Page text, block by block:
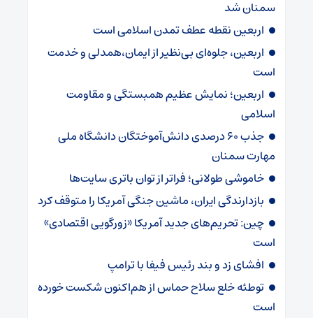
سمنان شد
اربعین نقطه عطف تمدن اسلامی است
اربعین، جلوه‌ای بی‌نظیر از ایمان،همدلی و خدمت
است
اربعین؛ نمایش عظیم همبستگی و مقاومت
اسلامی
جذب ۶۰ درصدی دانش‌آموختگان دانشگاه ملی
مهارت سمنان
خاموشی طولانی؛ فراتر از توان باتری سایت‌ها
بازدارندگی ایران، ماشین جنگی آمریکا را متوقف کرد
چین: تحریم‌های جدید آمریکا «زورگویی اقتصادی»
است
افشای زد و بند رئیس فیفا با ترامپ
توطئه خلع سلاح حماس از هم‌اکنون شکست خورده
است